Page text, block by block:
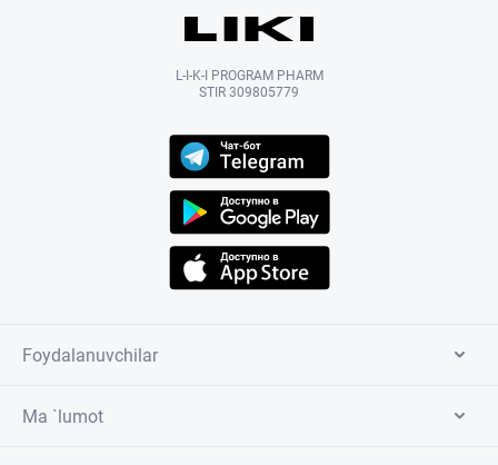
L-I-K-I PROGRAM PHARM
STIR 309805779
Foydalanuvchilar
Ma `lumot